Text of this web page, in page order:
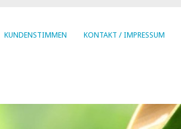
KUNDENSTIMMEN KONTAKT / IMPRESSUM